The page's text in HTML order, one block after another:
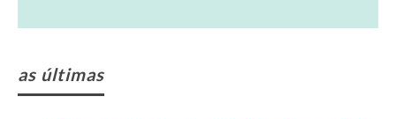
as últimas